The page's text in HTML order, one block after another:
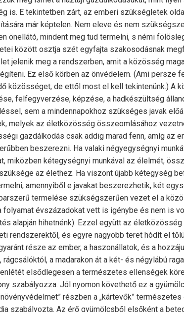
is. E tekintetben zárt, az emberi szükségletek
már képtelen. Nem eleve és nem
önellátó, mindent meg tud termelni, s némi
között osztja szét egyfajta szakosodásnak
jelenik meg a rendszerben, amit a közösség
Ez első körben az önvédelem. (Ami persze
közösséget, de ettől most el kell tekintenünk.) A
felfegyverzése, képzése, a hadkészültség
sem a mindennapokhoz szükséges javak
melyek az életközösség összeomlásához
gazdálkodás csak addig marad fenn, amíg az
beszerezni. Ha valaki négyegységnyi
miközben kétegységnyi munkával az élelmét,
az élethez. Ha viszont újabb kétegység
amennyiből e javakat beszerezhetik, két
termelése szükségszerűen vezet el a
folyamat évszázadokat vett is igénybe és nem is
alapján hihetnénk). Ezzel együtt az életközösség
rendszerektől, és egyre nagyobb teret hódít el
része az ember, a haszonállatok, és a
a madarakon át a két- és négylábú
elsődlegesen a természetes ellenségek
szabályozza. Jól nyomon követhető ez a
részben a „kártevők”
szabályozta. Az érő gyümölcsből elsőként a